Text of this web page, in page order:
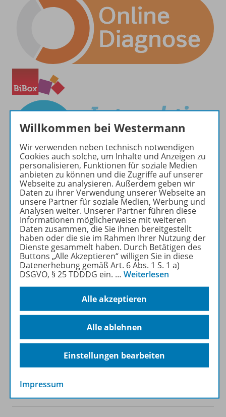
Produktinformationen
Zugehörige Produkte
Lösungen
Digitale Unterrichtsmaterialien
Benachrichtigungs-Service
Willkommen bei Westermann
Wir verwenden neben technisch notwendigen
Cookies auch solche, um Inhalte und Anzeigen zu
personalisieren, Funktionen für soziale Medien
anbieten zu können und die Zugriffe auf unserer
Webseite zu analysieren. Außerdem geben wir
Daten zu ihrer Verwendung unserer Webseite an
unsere Partner für soziale Medien, Werbung und
Analysen weiter. Unserer Partner führen diese
Informationen möglicherweise mit weiteren
Daten zusammen, die Sie ihnen bereitgestellt
haben oder die sie im Rahmen Ihrer Nutzung der
Dienste gesammelt haben. Durch Betätigen des
Buttons „Alle Akzeptieren“ willigen Sie in diese
Datenerhebung gemäß Art. 6 Abs. 1 S. 1 a)
DSGVO, § 25 TDDDG ein. … Weiterlesen
Alle akzeptieren
Alle ablehnen
Einstellungen bearbeiten
Impressum